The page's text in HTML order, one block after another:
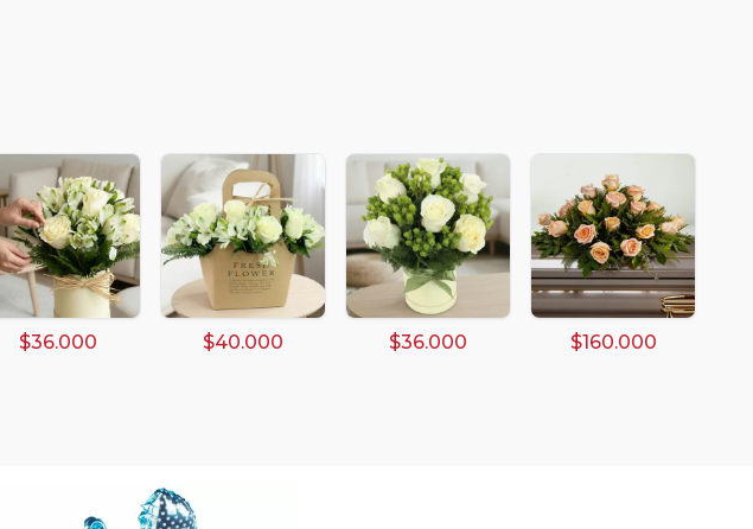
$36.000 $40.000 $36.000 $160.000